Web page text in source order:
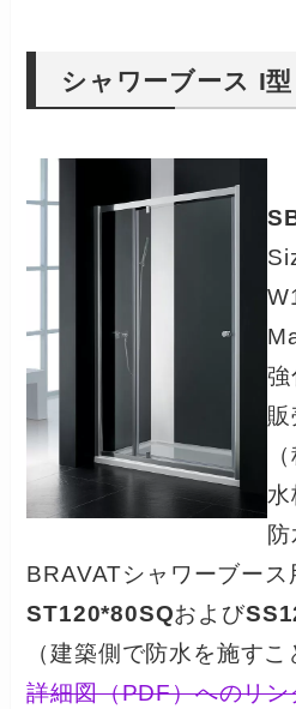
シャワーブース I
強
水
BRAVATシャワーブース
ST120*80SQおよび
（建築側で防水を施すこ
詳細図（PDF）へのリン